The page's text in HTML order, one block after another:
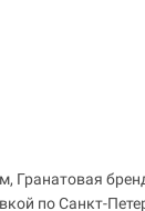
по Санкт-